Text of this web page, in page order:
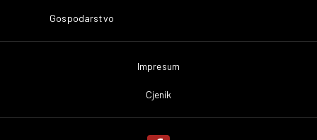
Gospodarstvo
Impresum
Cjenik